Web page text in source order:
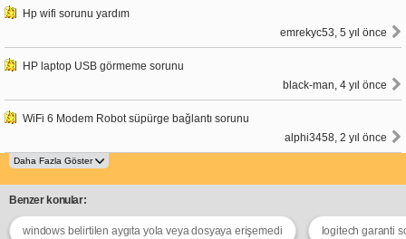
Hp wifi sorunu yardım
emrekyc53, 5 yıl önce
HP laptop USB görmeme sorunu
black-man, 4 yıl önce
WiFi 6 Modem Robot süpürge bağlantı sorunu
alphi3458, 2 yıl önce
Benzer konular:
windows belirtilen aygıta yola veya dosyaya erişemedi logitech garanti